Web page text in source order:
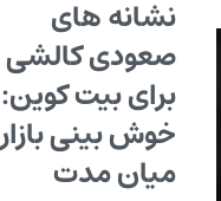
نشانه های
صعودی کالشی
برای بیت کوین:
خوش بینی بازار
میان مدت